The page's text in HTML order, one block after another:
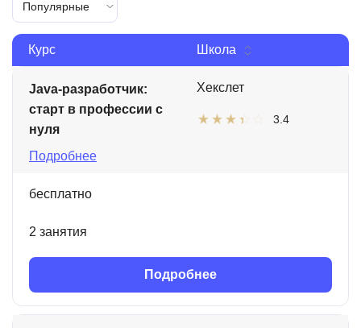
Популярные
Курс Школа
Java-разработчик:
старт в профессии с
нуля
Подробнее
Хекслет
3.4
бесплатно
2 занятия
Подробнее